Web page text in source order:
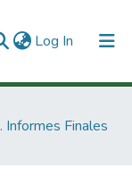
Log In (current)
Informes Finales